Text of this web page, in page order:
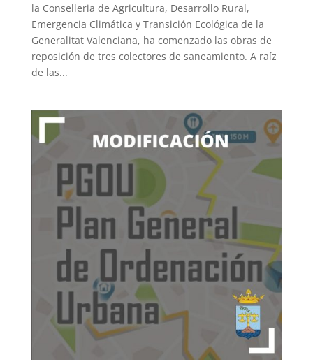
la Conselleria de Agricultura, Desarrollo Rural,
Emergencia Climática y Transición Ecológica de la
Generalitat Valenciana, ha comenzado las obras de
reposición de tres colectores de saneamiento. A raíz
de las...